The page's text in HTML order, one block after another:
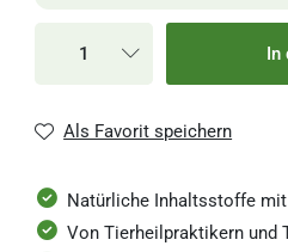
500 g 1-3 Werktage
1 kg 1-3 Werktage
3 kg 1-3 Werktage
In
Als Favorit speichern
Natürliche Inhaltsstoffe
Von Tierheilpraktikern und